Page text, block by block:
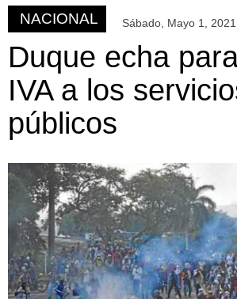
NACIONAL Sábado, Mayo 1, 2021
Duque echa
IVA a los
públicos